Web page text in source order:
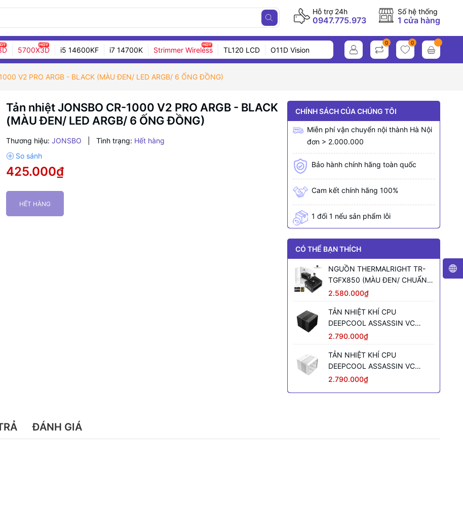
Hỗ trợ 24h
0947.775.973
Số hệ thống
1 cửa hàng
5700X3D i5 14600KF i7 14700K Strimmer Wireless TL120 LCD O11D Vision
0 0
V2 PRO ARGB - BLACK (MÀU ĐEN/ LED ARGB/ 6 ỐNG ĐỒNG)
Tản nhiệt JONSBO CR-1000 V2 PRO ARGB - BLACK
(MÀU ĐEN/ LED ARGB/ 6 ỐNG ĐỒNG)
Thương hiệu: JONSBO Tình trạng: Hết hàng
425.000₫
HẾT HÀNG
CHÍNH SÁCH CỦA CHÚNG TÔI
Miễn phí vận chuyển nội thành Hà Nội
đơn > 2.000.000
Bảo hành chính hãng toàn quốc
Cam kết chính hãng 100%
1 đổi 1 nếu sản phẩm lỗi
CÓ THỂ BẠN THÍCH
NGUỒN THERMALRIGHT TR-
TGFX850 (MÀU ĐEN/ CHUẨN
SFX/ FULL MODULAR/ 850W)
2.580.000₫
TẢN NHIỆT KHÍ CPU
DEEPCOOL ASSASSIN VC
ELITE (MÀU ĐEN)
2.790.000₫
TẢN NHIỆT KHÍ CPU
DEEPCOOL ASSASSIN VC
ELITE WH WH (MÀU TRẮNG)
2.790.000₫
ĐÁNH GIÁ